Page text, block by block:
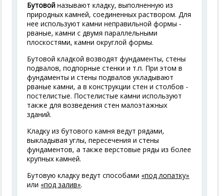
Бутовой называют кладку, выполненную из
природных камней, соединенных раствором. Для
нее используют камни неправильной формы -
рваные, камни с двумя параллельными
плоскостями, камни округлой формы.
Бутовой кладкой возводят фундаменты, стены
подвалов, подпорные стенки и т.п. При этом в
фундаменты и стены подвалов укладывают
рваные камни, а в конструкции стен и столбов -
постелистые. Постелистые камни используют
также для возведения стен малоэтажных
зданий.
Кладку из бутового камня ведут рядами,
выкладывая углы, пересечения и стены
фундаментов, а также верстовые ряды из более
крупных камней.
Бутовую кладку ведут способами «под лопатку»
или «под залив».